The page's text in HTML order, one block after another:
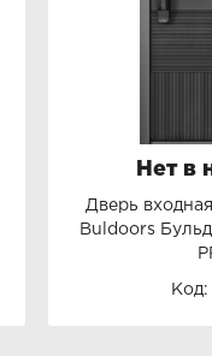
Нет в
Дверь
Buldoors
Код: